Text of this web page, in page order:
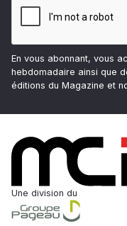
En vous abonnant, vous
hebdomadaire ainsi que
éditions du Magazine et
Une division du